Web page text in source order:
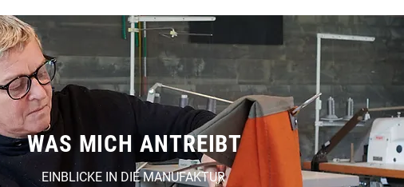
WAS MICH ANTREIBT
EINBLICKE IN DIE MANUFAKTUR